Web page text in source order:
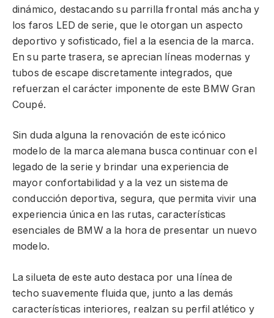
dinámico, destacando su parrilla frontal más ancha y
los faros LED de serie, que le otorgan un aspecto
deportivo y sofisticado, fiel a la esencia de la marca.
En su parte trasera, se aprecian líneas modernas y
tubos de escape discretamente integrados, que
refuerzan el carácter imponente de este BMW Gran
Coupé.
Sin duda alguna la renovación de este icónico
modelo de la marca alemana busca continuar con el
legado de la serie y brindar una experiencia de
mayor confortabilidad y a la vez un sistema de
conducción deportiva, segura, que permita vivir una
experiencia única en las rutas, características
esenciales de BMW a la hora de presentar un nuevo
modelo.
La silueta de este auto destaca por una línea de
techo suavemente fluida que, junto a las demás
características interiores, realzan su perfil atlético y